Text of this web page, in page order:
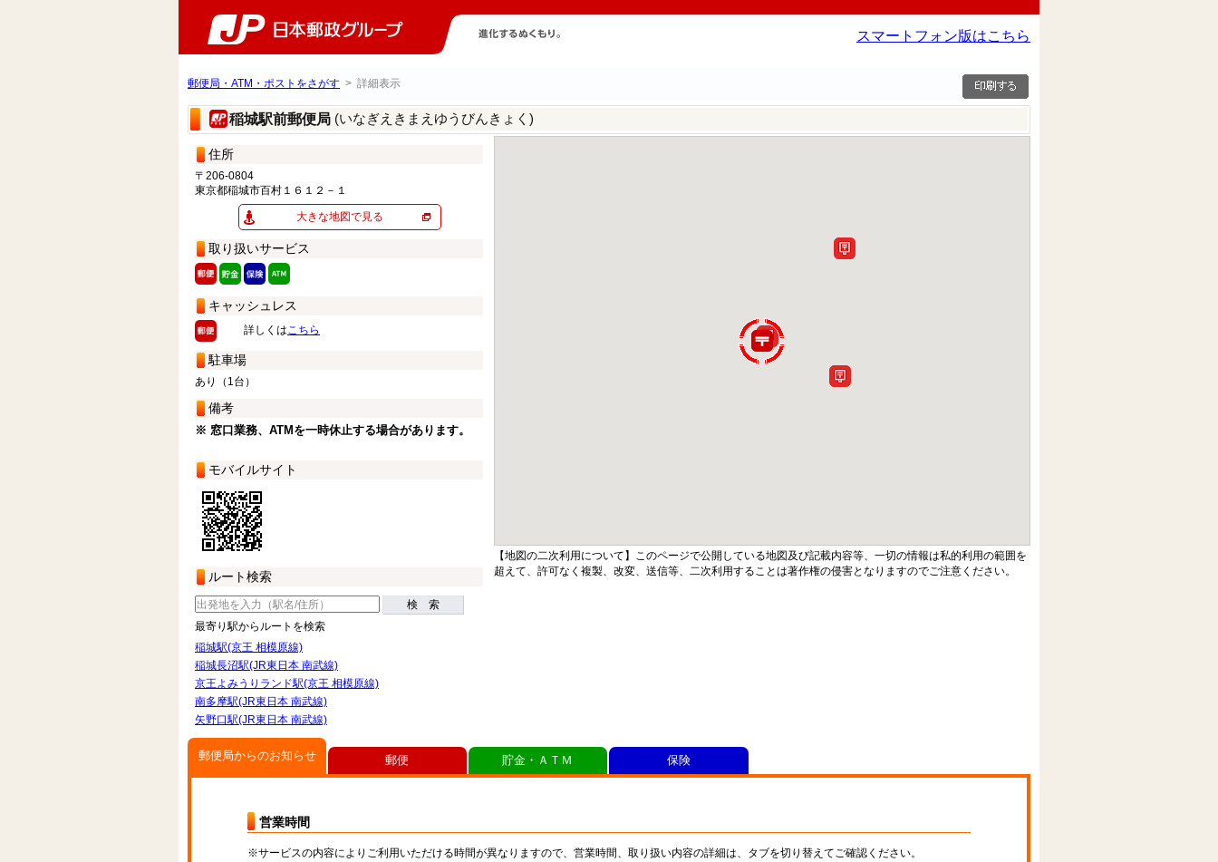
スマートフォン版はこちら
郵便局・ATM・ポストをさがす > 詳細表示
稲城駅前郵便局 (いなぎえきまえゆうびんきょく)
住所
〒206-0804
東京都稲城市百村１６１２－１
大きな地図で見る
取り扱いサービス
キャッシュレス
詳しくはこちら
駐車場
あり（1台）
備考
※ 窓口業務、ATMを一時休止する場合があります。
モバイルサイト
ルート検索
検 索
最寄り駅からルートを検索
稲城駅(京王 相模原線)
稲城長沼駅(JR東日本 南武線)
京王よみうりランド駅(京王 相模原線)
南多摩駅(JR東日本 南武線)
矢野口駅(JR東日本 南武線)
【地図の二次利用について】このページで公開している地図及び記載内容等、一切の情報は私的利用の範囲を
超えて、許可なく複製、改変、送信等、二次利用することは著作権の侵害となりますのでご注意ください。
郵便局からのお知らせ
営業時間
※サービスの内容によりご利用いただける時間が異なりますので、営業時間、取り扱い内容の詳細は、タブを切り替えてご確認ください。
郵便 貯金・ＡＴＭ 保険